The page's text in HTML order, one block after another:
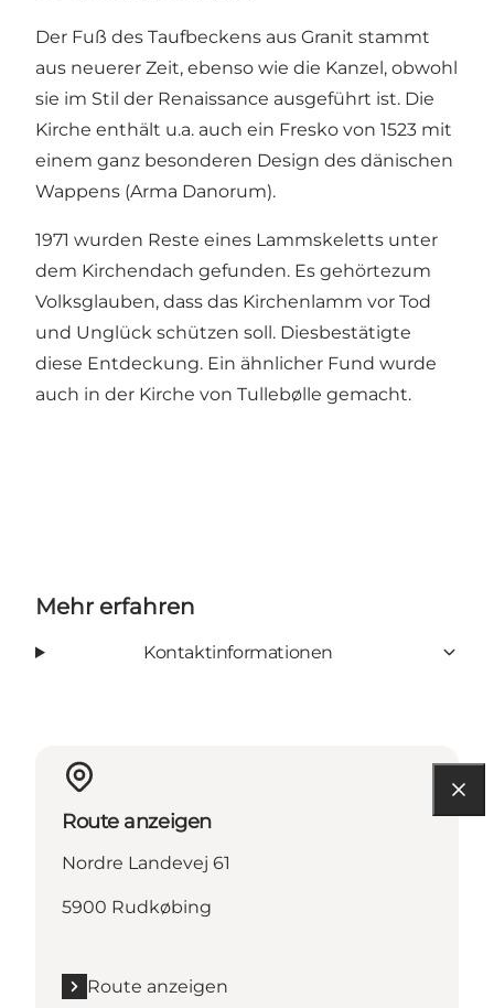
Der Fuß des Taufbeckens aus Granit stammt
aus neuerer Zeit, ebenso wie die Kanzel, obwohl
sie im Stil der Renaissance ausgeführt ist. Die
Kirche enthält u.a. auch ein Fresko von 1523 mit
einem ganz besonderen Design des dänischen
Wappens (Arma Danorum).
1971 wurden Reste eines Lammskeletts unter
dem Kirchendach gefunden. Es gehörtezum
Volksglauben, dass das Kirchenlamm vor Tod
und Unglück schützen soll. Diesbestätigte
diese Entdeckung. Ein ähnlicher Fund wurde
auch in der Kirche von Tullebølle gemacht.
Mehr erfahren
Kontaktinformationen
Route anzeigen
Nordre Landevej 61
5900 Rudkøbing
Route anzeigen